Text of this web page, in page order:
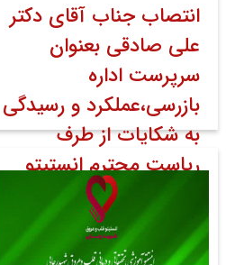
انتصاب جناب آقای دکتر
علی صادقی بعنوان
سرپرست اداره
بازرسی،عملکرد و رسیدگی
به شکایات از طرف
ریاست محترم انستیتو
خبر صفحه اول
روابط عمومی اخبار اخبار تصویری